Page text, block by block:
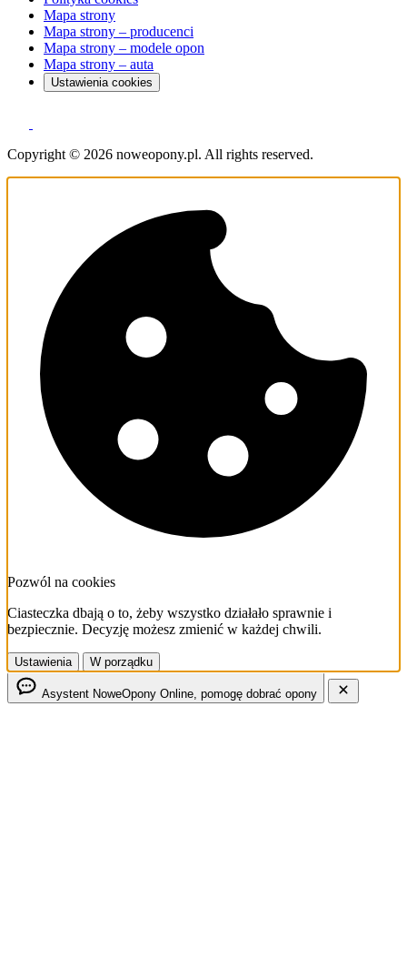
Mapa strony
Mapa strony – producenci
Mapa strony – modele opon
Mapa strony – auta
Ustawienia cookies
Copyright © 2026 noweopony.pl. All rights reserved.
Pozwól na cookies
Ciasteczka dbają o to, żeby wszystko działało sprawnie i
bezpiecznie. Decyzję możesz zmienić w każdej chwili.
Ustawienia W porządku
Asystent NoweOpony Online, pomogę dobrać opony